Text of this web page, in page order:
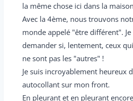
la même chose ici dans la
Avec la 4ème, nous trouvons
monde appelé "être différent".
demander si, lentement, ceux
ne sont pas les "autres" !
Je suis incroyablement heureux
autocollant sur mon front.
En pleurant et en pleurant